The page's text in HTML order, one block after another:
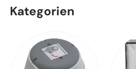
Kategorien